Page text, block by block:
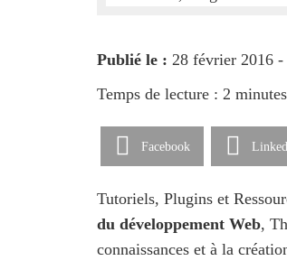
Publié le : 28 février 2016 -
Temps de lecture : 2
Facebook
Tutoriels, Plugins et
du développement Web,
connaissances et à la